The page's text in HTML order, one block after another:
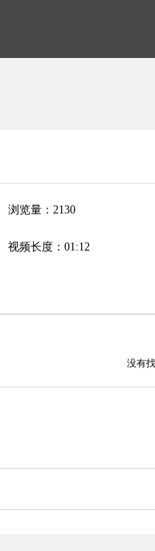
浏览量：2130
视频长度：01:12
没有